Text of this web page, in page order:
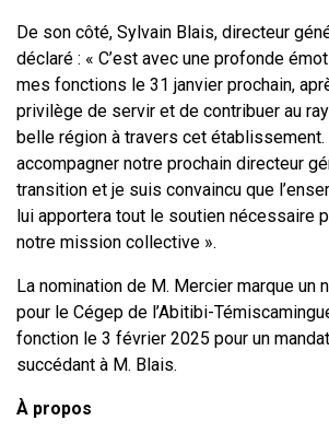
De son côté, Sylvain Blais, directeur
déclaré : « C’est avec une profonde
mes fonctions le 31 janvier prochain,
privilège de servir et de contribuer au
belle région à travers cet établissement.
accompagner notre prochain directeur
transition et je suis convaincu que
lui apportera tout le soutien nécessaire
notre mission collective ».
La nomination de M. Mercier marque un
pour le Cégep de l’Abitibi-
fonction le 3 février 2025 pour un
succédant à M. Blais.
À propos